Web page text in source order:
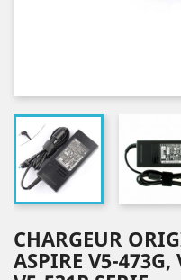
CHARGEUR
ASPIRE V5-473G,